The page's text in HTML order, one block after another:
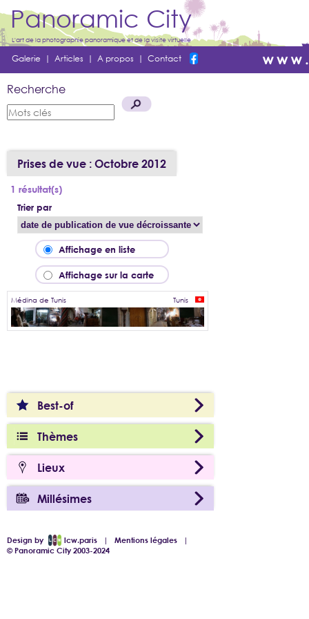
Panoramic City
L'art de la photographie panoramique et de la visite virtuelle
Galerie | Articles | A propos | Contact
Recherche
Best-of
Thèmes
Lieux
Millésimes
Prises de vue : Octobre 2012
1 résultat(s)
Trier par
Affichage en liste
Affichage sur la carte
Médina de Tunis Tunis
Design by lcw.paris |Mentions légales |
© Panoramic City 2003-2024